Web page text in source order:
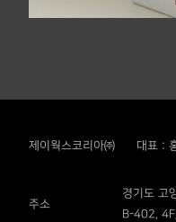
제이웍스코리아㈜ 대표 :
주소
경기도 고
B-402,